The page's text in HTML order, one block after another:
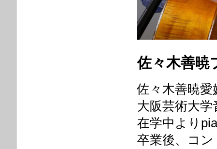
佐々木善暁
佐々木善暁愛
大阪芸術大
在学中より
卒業後、コ